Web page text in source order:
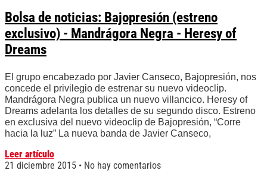
Bolsa de noticias: Bajopresión (estreno
exclusivo) - Mandrágora Negra - Heresy of
Dreams
El grupo encabezado por Javier Canseco, Bajopresión, nos
concede el privilegio de estrenar su nuevo videoclip.
Mandrágora Negra publica un nuevo villancico. Heresy of
Dreams adelanta los detalles de su segundo disco. Estreno
en exclusiva del nuevo videoclip de Bajopresión, “Corre
hacia la luz” La nueva banda de Javier Canseco,
Leer artículo
21 diciembre 2015
No hay comentarios